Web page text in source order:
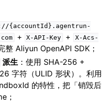
{accountId}.agentrun-
+ X-API-Key +
X-Acs-
整 Aliyun OpenAPI SDK；
派生 ：使用 SHA-256 +
字符（ULID 形状）。利用
的特性，把「销毁后
；